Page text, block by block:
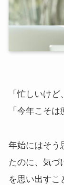
「忙しいけ
「今年こそは
年始にはそう
たのに、気づ
を思い出すこ